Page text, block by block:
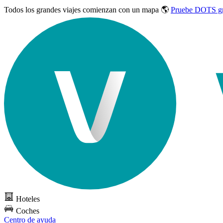
Todos los grandes viajes comienzan con un mapa 🌎 Pruebe DOTS
Hoteles
Coches
Centro de ayuda